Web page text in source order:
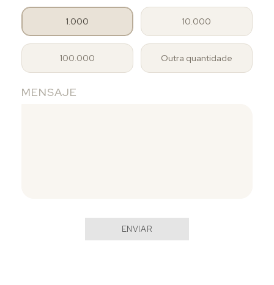
1.000 10.000
100.000 Outra quantidade
MENSAJE
ENVIAR